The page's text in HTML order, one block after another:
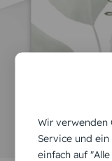
Wir verwenden
Service und
einfach auf